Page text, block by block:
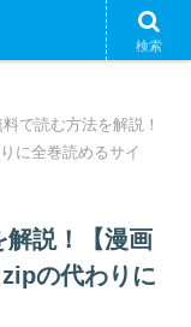
ブログ
で読む方法を解説！
に全巻読めるサイ
解説！【漫画
の代わりに
検索